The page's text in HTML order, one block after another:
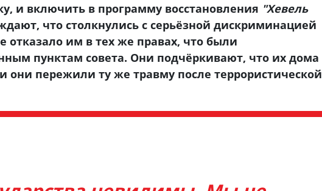
и включить в программу восстановления "Хевель
что столкнулись с серьёзной дискриминацией
отказало им в тех же правах, что были
пунктам совета. Они подчёркивают, что их дома
они пережили ту же травму после террористической